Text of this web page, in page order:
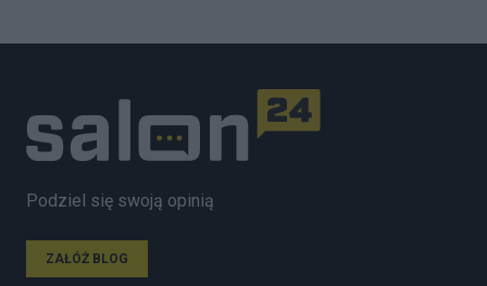
Podziel się swoją opinią
ZAŁÓŻ BLOG